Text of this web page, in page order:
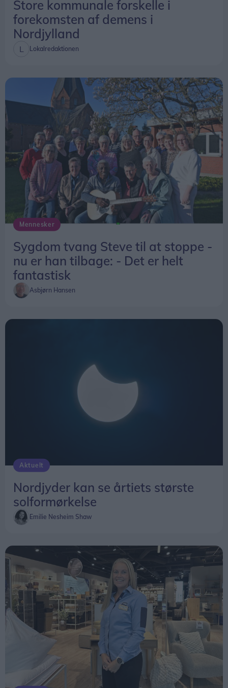
førsteudrykningen skulle afgå senest fem minutter
efter, at alarmen var modtaget.
Det krav er nu afskaffet. Fremover skal
samlede responstid fra alarm til ankomst på
skadestedet.
Beredskabsstyrelsen understreger dog, at
ændringen først trådte i kraft sidst på året, og at
tallene for 2025 derfor ikke kan bruges til at
vurdere, om de nye regler har haft betydning for
afgangstiderne.
Store kommunale forskelle i
forekomsten af demens i
Nordjylland
Lokalredaktionen
Mennesker
Sygdom tvang Steve til at stoppe -
nu er han tilbage: - Det er helt
fantastisk
Asbjørn Hansen
Aktuelt
Nordjyder kan se årtiets største
solformørkelse
Emilie Nesheim Shaw